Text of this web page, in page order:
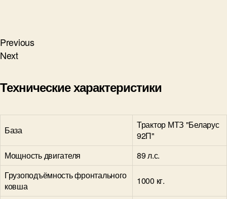
Previous
Next
Технические характеристики
База
Трактор МТЗ "Беларус
92П"
Мощность двигателя
89 л.с.
Грузоподъёмность фронтального
ковша
1000 кг.